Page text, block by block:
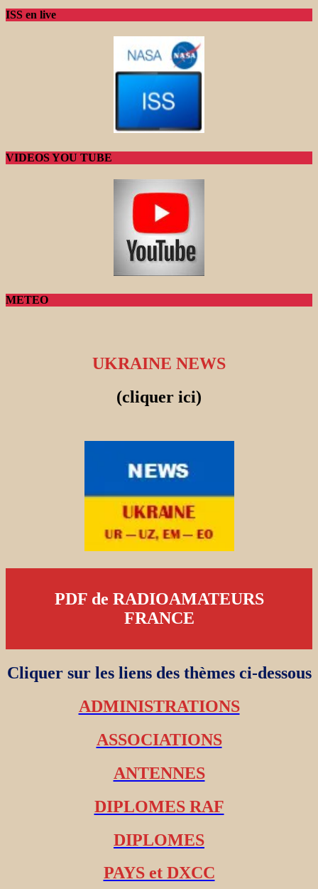
ISS en live
VIDEOS YOU TUBE
METEO
UKRAINE NEWS
(cliquer ici)
PDF de RADIOAMATEURS
FRANCE
Cliquer sur les liens des thèmes ci-dessous
ADMINISTRATIONS
ASSOCIATIONS
ANTENNES
DIPLOMES RAF
DIPLOMES
PAYS et DXCC